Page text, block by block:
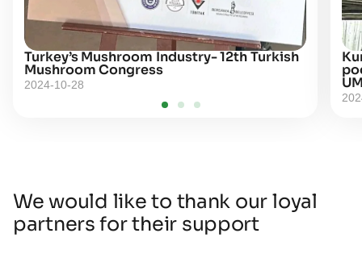
Turkey’s Mushroom Industry- 12th Turkish
Mushroom Congress
2024-10-28
We would like to thank our loyal
partners for their support